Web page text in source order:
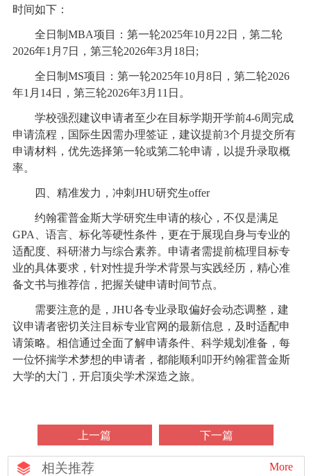
时间如下：
全日制MBA项目：第一轮2025年10月22日，第二轮
2026年1月7日，第三轮2026年3月18日;
全日制MS项目：第一轮2025年10月8日，第二轮2026
年1月14日，第三轮2026年3月11日。
学校强烈建议申请者至少在目标学期开学前4-6周完成
申请流程，国际生因需办理签证，建议提前3个月提交所有
申请材料，优先选择第一轮或第二轮申请，以提升录取概
率。
四、精准发力，冲刺JHU研究生offer
约翰霍普金斯大学研究生申请的核心，不仅是满足
GPA、语言、标化等硬性条件，更在于展现自身与专业的
适配度、科研潜力与综合素养。申请者需提前梳理目标专
业的具体要求，针对性提升学术背景与实践经历，精心准
备文书与推荐信，把握关键申请时间节点。
需要注意的是，JHU各专业录取偏好会动态调整，建
议申请者密切关注目标专业官网的最新信息，及时适配申
请策略。相信通过全面了解申请条件、科学规划准备，每
一位怀揣学术梦想的申请者，都能顺利叩开约翰霍普金斯
大学的大门，开启顶尖学术深造之旅。
上一篇 下一篇
相关推荐 More